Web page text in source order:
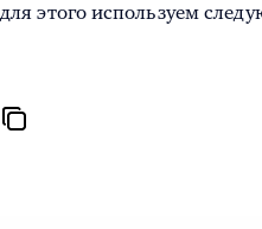
для этого используем